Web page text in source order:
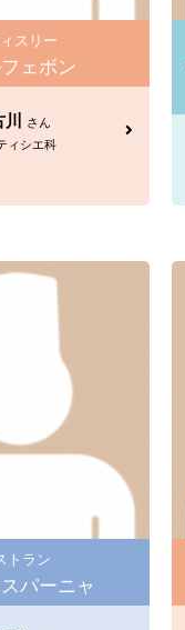
スリー
ェボン
川
さん
ィシエ科
トラン
パーニャ